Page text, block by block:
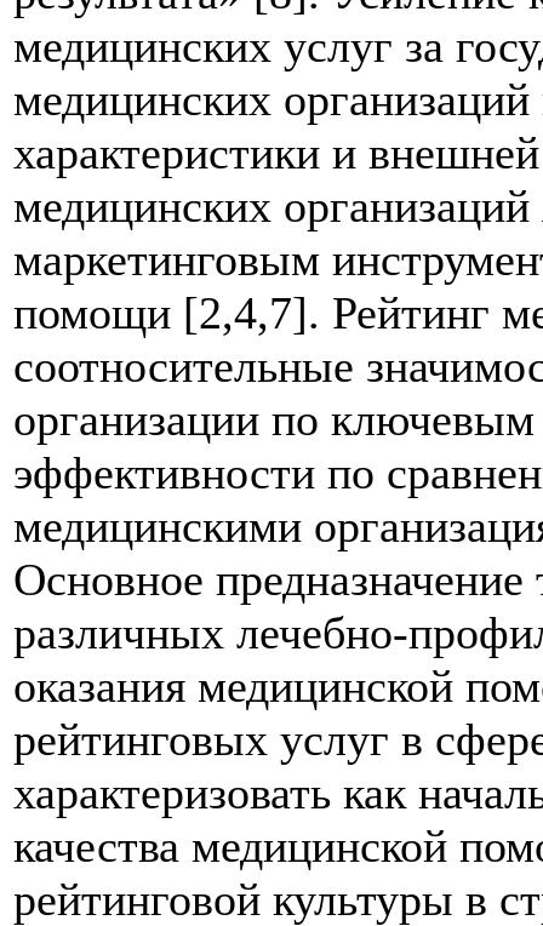
медицинских услуг за
медицинских
характеристики и
медицинских
маркетинговым
помощи [2,4,7]. Рейтинг
соотносительные
организации по ключевым
эффективности по
медицинскими
Основное
различных лечебно-
оказания медицинской
рейтинговых услуг в
характеризовать как
качества медицинской
рейтинговой культуры в